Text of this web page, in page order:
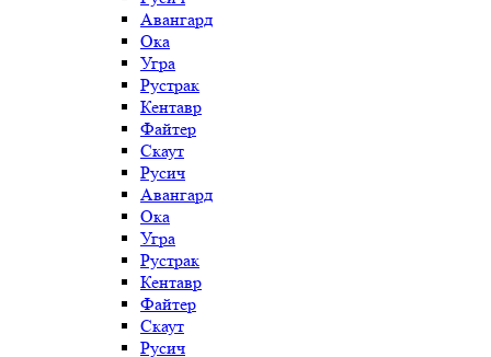
Авангард
Ока
Угра
Рустрак
Кентавр
Файтер
Скаут
Русич
Авангард
Ока
Угра
Рустрак
Кентавр
Файтер
Скаут
Русич